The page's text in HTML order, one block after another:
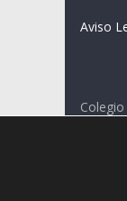
Aviso
C/